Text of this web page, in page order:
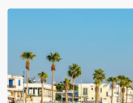
Дати от 18.04.2026 до 14.10.2026